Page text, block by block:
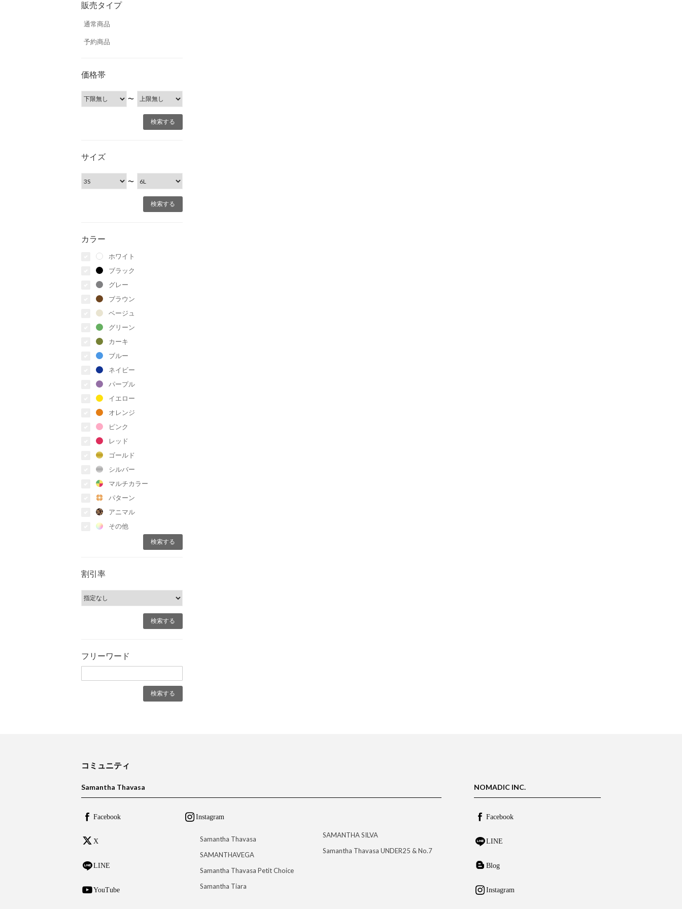
販売タイプ
通常商品
予約商品
価格帯
〜
サイズ
〜
カラー
ホワイト
ブラック
グレー
ブラウン
ベージュ
グリーン
カーキ
ブルー
ネイビー
パープル
イエロー
オレンジ
ピンク
レッド
ゴールド
シルバー
マルチカラー
パターン
アニマル
その他
割引率
フリーワード
コミュニティ
Samantha Thavasa
Facebook
X
LINE
YouTube
Instagram
Samantha Thavasa
SAMANTHAVEGA
Samantha Thavasa Petit Choice
Samantha Tiara
SAMANTHA SILVA
Samantha Thavasa UNDER25 & No.7
NOMADIC INC.
Facebook
LINE
Blog
Instagram